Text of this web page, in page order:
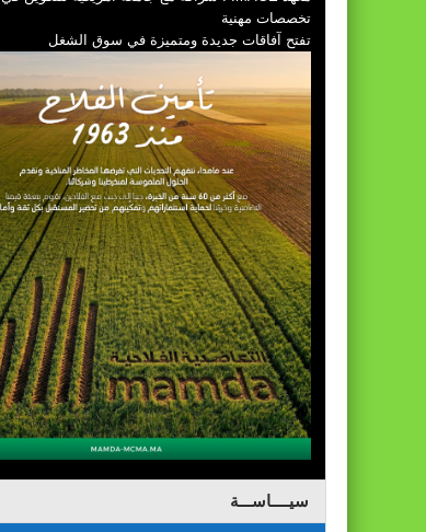
تخصصات مهنية
تفتح آفاقات جديدة ومتميزة في سوق الشغل
سيــــاســـة